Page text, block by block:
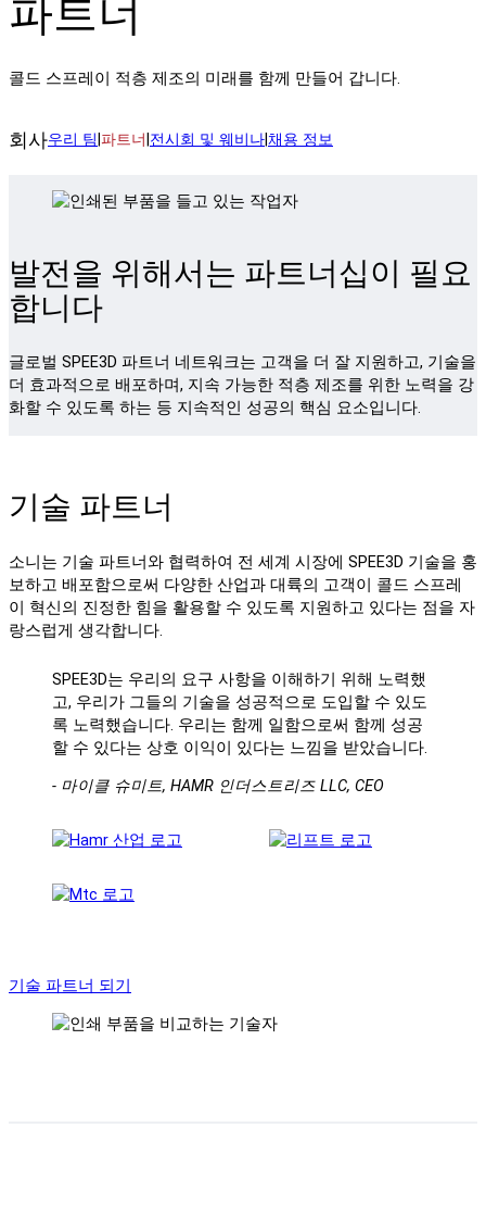
파트너
콜드 스프레이 적층 제조의 미래를 함께 만들어 갑니다.
회사우리 팀 파트너 전시회 및 웨비나채용 정보
발전을 위해서는 파트너십이 필요
합니다
글로벌 SPEE3D 파트너 네트워크는 고객을 더 잘 지원하고, 기술을
더 효과적으로 배포하며, 지속 가능한 적층 제조를 위한 노력을 강
화할 수 있도록 하는 등 지속적인 성공의 핵심 요소입니다.
기술 파트너
소니는 기술 파트너와 협력하여 전 세계 시장에 SPEE3D 기술을 홍
보하고 배포함으로써 다양한 산업과 대륙의 고객이 콜드 스프레
이 혁신의 진정한 힘을 활용할 수 있도록 지원하고 있다는 점을 자
랑스럽게 생각합니다.
SPEE3D는 우리의 요구 사항을 이해하기 위해 노력했
고, 우리가 그들의 기술을 성공적으로 도입할 수 있도
록 노력했습니다. 우리는 함께 일함으로써 함께 성공
할 수 있다는 상호 이익이 있다는 느낌을 받았습니다.
- 마이클 슈미트, HAMR 인더스트리즈 LLC, CEO
기술 파트너 되기